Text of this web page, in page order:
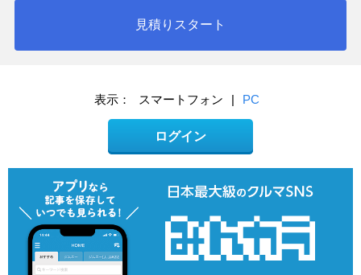
見積りスタート
表示： スマートフォン | PC
ログイン